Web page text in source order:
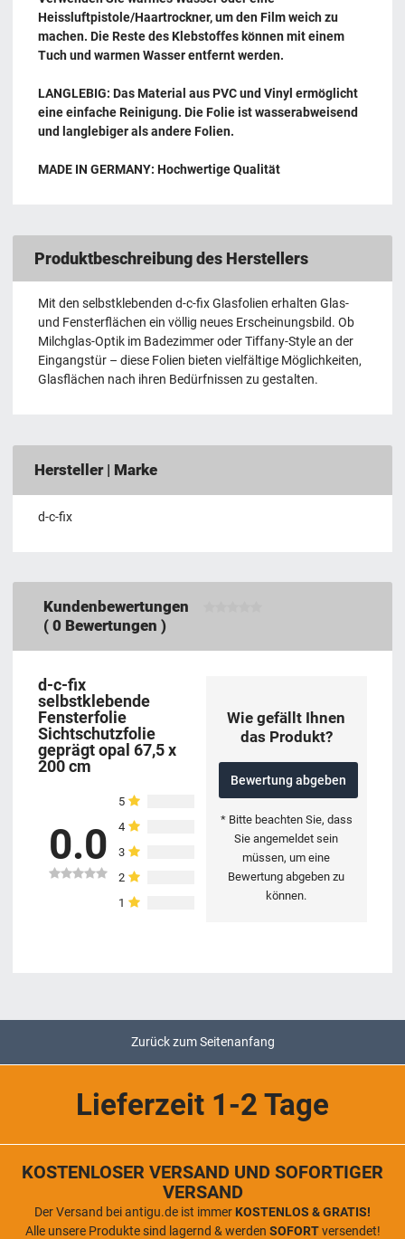
Heissluftpistole/Haartrockner, um den Film weich zu
machen. Die Reste des Klebstoffes können mit einem
Tuch und warmen Wasser entfernt werden.
LANGLEBIG: Das Material aus PVC und Vinyl ermöglicht
eine einfache Reinigung. Die Folie ist wasserabweisend
und langlebiger als andere Folien.
MADE IN GERMANY: Hochwertige Qualität
Produktbeschreibung des Herstellers
Mit den selbstklebenden d-c-fix Glasfolien erhalten Glas-
und Fensterflächen ein völlig neues Erscheinungsbild. Ob
Milchglas-Optik im Badezimmer oder Tiffany-Style an der
Eingangstür – diese Folien bieten vielfältige Möglichkeiten,
Glasflächen nach ihren Bedürfnissen zu gestalten.
Hersteller | Marke
d-c-fix
Kundenbewertungen
( 0 Bewertungen )
d-c-fix
selbstklebende
Fensterfolie
Sichtschutzfolie
geprägt opal 67,5 x
200 cm
0.0
5
4
3
2
1
Wie gefällt Ihnen
das Produkt?
Bewertung abgeben
* Bitte beachten Sie, dass
Sie angemeldet sein
müssen, um eine
Bewertung abgeben zu
können.
Zurück zum Seitenanfang
Lieferzeit 1-2 Tage
KOSTENLOSER VERSAND UND SOFORTIGER
VERSAND
Der Versand bei antigu.de ist immer KOSTENLOS & GRATIS!
Alle unsere Produkte sind lagernd & werden SOFORTversendet!